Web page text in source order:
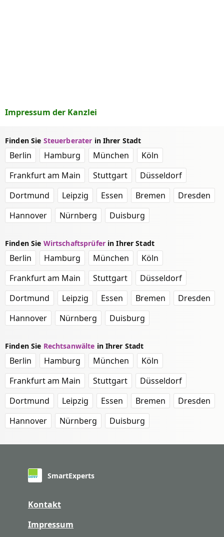
Impressum der Kanzlei
Finden Sie Steuerberater in Ihrer Stadt
Berlin Hamburg München
Köln
Frankfurt am Main
Stuttgart
Düsseldorf
Dortmund
Leipzig Essen Bremen
Dresden
Hannover
Nürnberg Duisburg
Finden Sie Wirtschaftsprüferin Ihrer Stadt
Berlin Hamburg München
Köln
Frankfurt am Main
Stuttgart
Düsseldorf
Dortmund
Leipzig Essen Bremen
Dresden
Hannover
Nürnberg Duisburg
Finden Sie Rechtsanwälte in Ihrer Stadt
Berlin Hamburg München
Köln
Frankfurt am Main
Stuttgart
Düsseldorf
Dortmund
Leipzig Essen Bremen
Dresden
Hannover
Nürnberg Duisburg
SmartExperts
Kontakt
Impressum